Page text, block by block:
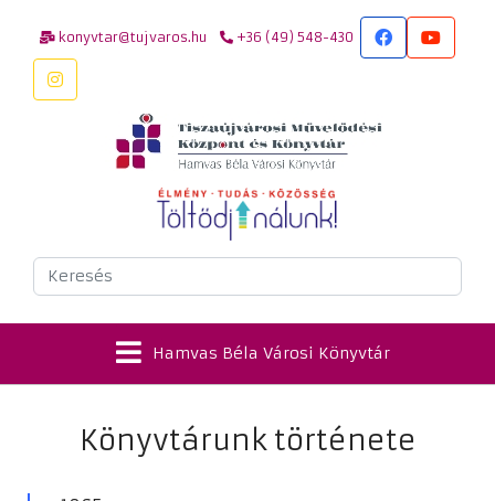
konyvtar@tujvaros.hu +36 (49) 548-430
Keresés
Hamvas Béla Városi Könyvtár
Könyvtárunk története